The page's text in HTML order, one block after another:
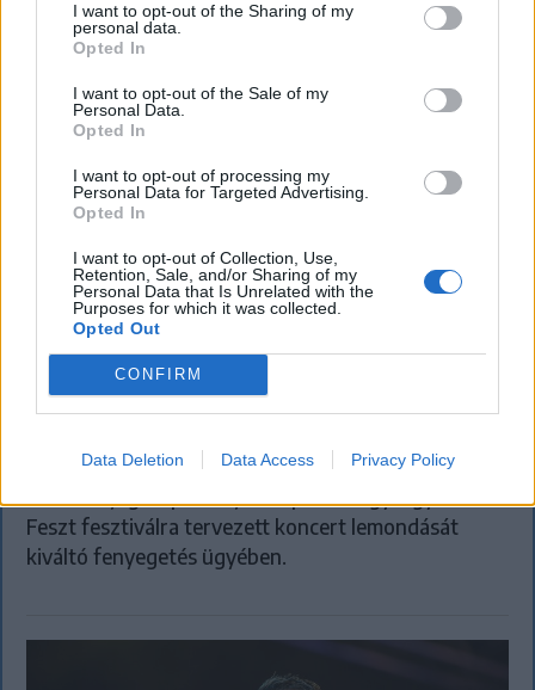
I want to opt-out of the Sharing of my
personal data.
Opted In
I want to opt-out of the Sale of my
Personal Data.
Opted In
I want to opt-out of processing my
Personal Data for Targeted Advertising.
Opted In
I want to opt-out of Collection, Use,
Retention, Sale, and/or Sharing of my
Personal Data that Is Unrelated with the
Purposes for which it was collected.
Opted Out
CONFIRM
Data Deletion Data Access Privacy Policy
KRÓNIKA
Büntetőfeljelentést tett Majka ügyvédje
a romániai telefonszámról érkezett
fenyegetés miatt
Büntetőfeljelentést tett csütörtökön Majka
Feszt fesztiválra tervezett koncert lemondását
kiváltó fenyegetés ügyében.